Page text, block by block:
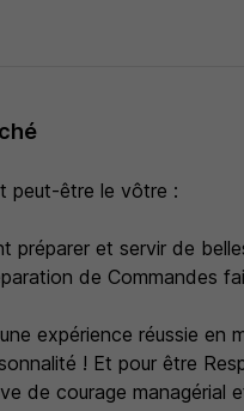
peut-être le vôtre :
préparer et servir de
de Commandes
expérience réussie en
! Et pour être
de courage managérial